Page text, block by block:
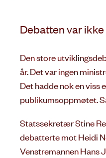
Debatten var ikke
Den store
år. Det var ingen
Det hadde nok en viss
publikumsoppmøtet.
Statssekretær Stine
debatterte mot Heidi
Venstremannen Hans